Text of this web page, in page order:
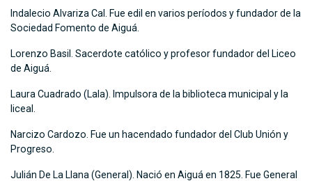
Indalecio Alvariza Cal. Fue edil en varios períodos y fundador de la
Sociedad Fomento de Aiguá.
Lorenzo Basil. Sacerdote católico y profesor fundador del Liceo
de Aiguá.
Laura Cuadrado (Lala). Impulsora de la biblioteca municipal y la
liceal.
Narcizo Cardozo. Fue un hacendado fundador del Club Unión y
Progreso.
Julián De La Llana (General). Nació en Aiguá en 1825. Fue General